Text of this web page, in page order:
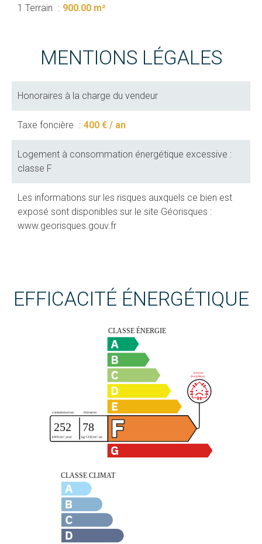
1 Terrain 900.00 m²
MENTIONS LÉGALES
Honoraires à la charge du vendeur
Taxe foncière 400 € / an
Logement à consommation énergétique excessive :
classe F
Les informations sur les risques auxquels ce bien est
exposé sont disponibles sur le site Géorisques :
www.georisques.gouv.fr
EFFICACITÉ ÉNERGÉTIQUE